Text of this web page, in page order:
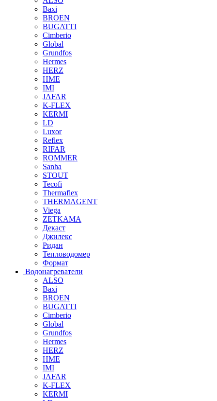
Baxi
BROEN
BUGATTI
Cimberio
Global
Grundfos
Hermes
HERZ
HME
IMI
JAFAR
K-FLEX
KERMI
LD
Luxor
Reflex
RIFAR
ROMMER
Sanha
STOUT
Tecofi
Thermaflex
THERMAGENT
Viega
ZETKAMA
Декаст
Джилекс
Ридан
Тепловодомер
Формат
Водонагреватели
ALSO
Baxi
BROEN
BUGATTI
Cimberio
Global
Grundfos
Hermes
HERZ
HME
IMI
JAFAR
K-FLEX
KERMI